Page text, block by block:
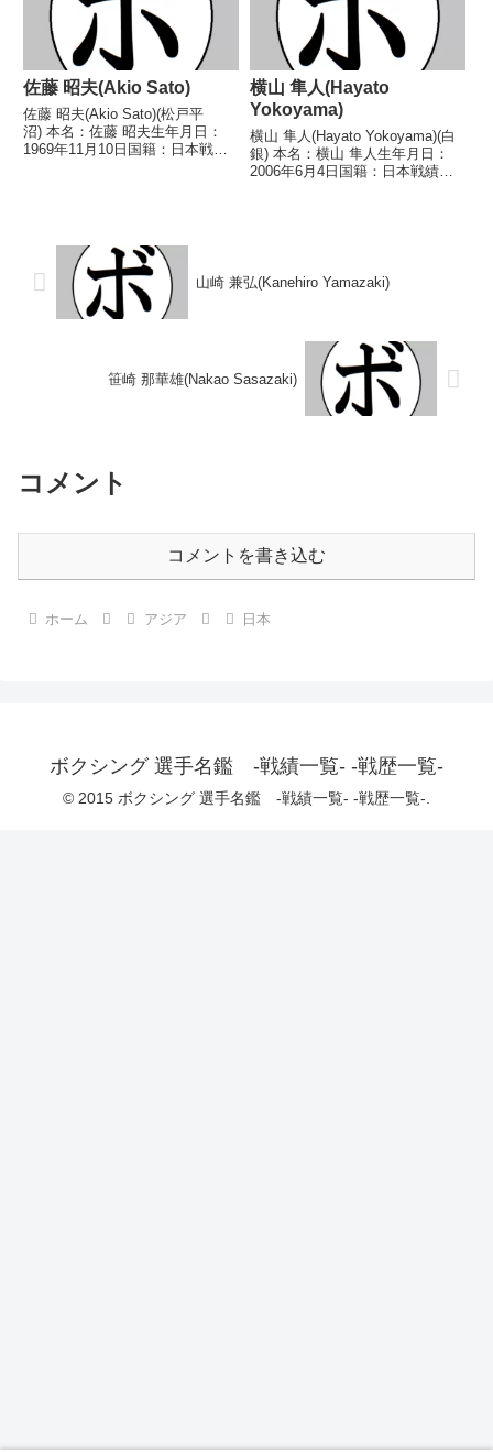
佐藤 昭夫(Akio Sato)
佐藤 昭夫(Akio Sato)(松戸平
沼) 本名：佐藤 昭夫生年月日：
1969年11月10日国籍：日本戦
横山 隼人(Hayato
Yokoyama)
横山 隼人(Hayato Yokoyama)(白
銀) 本名：横山 隼人生年月日：
2006年6月4日国籍：日本戦績：8
山崎 兼弘(Kanehiro Yamazaki)
笹崎 那華雄(Nakao Sasazaki)
コメント
コメントを書き込む
ホーム アジア 日本
ボクシング 選手名鑑 -戦績一覧- -戦歴一覧-
© 2015 ボクシング 選手名鑑 -戦績一覧- -戦歴一覧-.